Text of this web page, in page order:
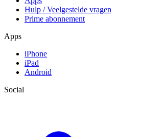
Hulp / Veelgestelde vragen
Prime abonnement
Apps
iPhone
iPad
Android
Social